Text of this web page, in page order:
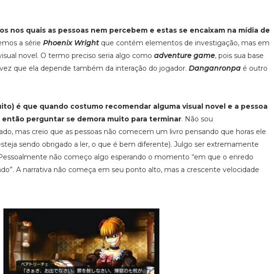
nos quais as pessoas nem percebem e estas se encaixam na mídia de
a série Phoenix Wrightque contém elementos de investigação, mas em
novel. O termo preciso seria algo como adventure game, pois sua base
que ela depende também da interação do jogador. Danganronpa é outro
é que quando costumo recomendar alguma visual novel e a pessoa
então perguntar se demora muito para terminar. Não sou
mas creio que as pessoas não comecem um livro pensando que horas ele
sendo obrigado a ler, o que é bem diferente). Julgo ser extremamente
não começo algo esperando o momento “em que o enredo
A narrativa não começa em seu ponto alto, mas a crescente velocidade